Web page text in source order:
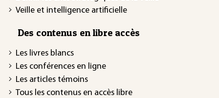
Veille et intelligence artificielle
Des contenus en libre accès
Les livres blancs
Les conférences en ligne
Les articles témoins
Tous les contenus en accès libre